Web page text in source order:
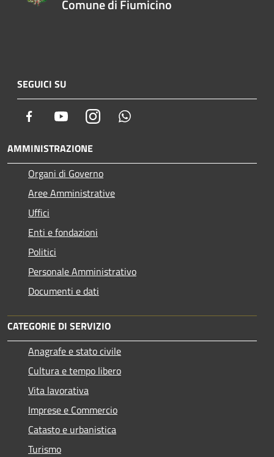
Comune di Fiumicino
SEGUICI SU
Facebook YoutubeInstagram
AMMINISTRAZIONE
Organi di Governo
Aree Amministrative
Uffici
Enti e fondazioni
Politici
Personale Amministrativo
Documenti e dati
CATEGORIE DI SERVIZIO
Anagrafe e stato civile
Cultura e tempo libero
Vita lavorativa
Imprese e Commercio
Catasto e urbanistica
Turismo